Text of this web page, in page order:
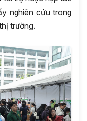
nghiên cứu trong
trường.